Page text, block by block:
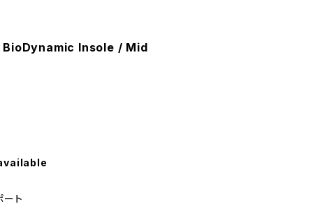
BioDynamic Insole / Mid
ート